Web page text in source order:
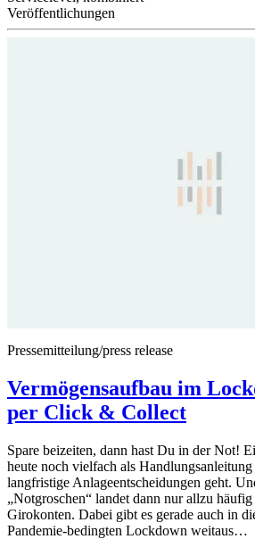
Veröffentlichungen
Pressemitteilung/press release
Vermögensaufbau im
per Click & Collect
Spare beizeiten, dann hast Du in der Not!
heute noch vielfach als
langfristige Anlageentscheidungen geht.
„Notgroschen“ landet dann nur allzu
Girokonten. Dabei gibt es gerade auch in
Pandemie-bedingten Lockdown weitaus…